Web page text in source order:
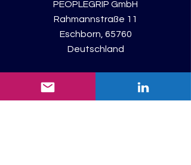
PEOPLEGRIP GmbH
Rahmannstraße 11
Eschborn, 65760
Deutschland